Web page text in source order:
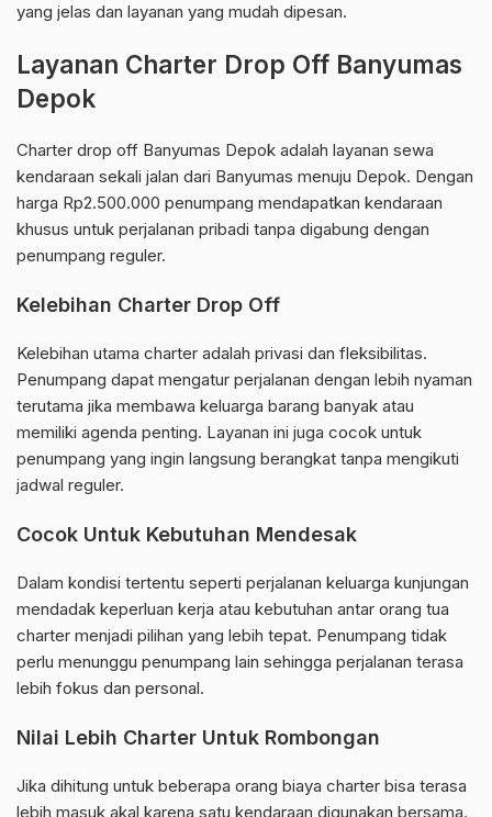
yang jelas dan layanan yang mudah dipesan.
Layanan Charter Drop Off Banyumas
Depok
Charter drop off Banyumas Depok adalah layanan sewa
kendaraan sekali jalan dari Banyumas menuju Depok. Dengan
harga Rp2.500.000 penumpang mendapatkan kendaraan
khusus untuk perjalanan pribadi tanpa digabung dengan
penumpang reguler.
Kelebihan Charter Drop Off
Kelebihan utama charter adalah privasi dan fleksibilitas.
Penumpang dapat mengatur perjalanan dengan lebih nyaman
terutama jika membawa keluarga barang banyak atau
memiliki agenda penting. Layanan ini juga cocok untuk
penumpang yang ingin langsung berangkat tanpa mengikuti
jadwal reguler.
Cocok Untuk Kebutuhan Mendesak
Dalam kondisi tertentu seperti perjalanan keluarga kunjungan
mendadak keperluan kerja atau kebutuhan antar orang tua
charter menjadi pilihan yang lebih tepat. Penumpang tidak
perlu menunggu penumpang lain sehingga perjalanan terasa
lebih fokus dan personal.
Nilai Lebih Charter Untuk Rombongan
Jika dihitung untuk beberapa orang biaya charter bisa terasa
lebih masuk akal karena satu kendaraan digunakan bersama.